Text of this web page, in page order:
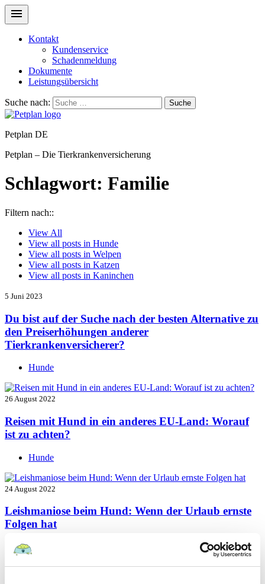
Kontakt
Kundenservice
Schadenmeldung
Dokumente
Leistungsübersicht
Suche nach: Suche
Petplan DE
Petplan – Die Tierkrankenversicherung
Schlagwort: Familie
Filtern nach::
View All
View all posts in Hunde
View all posts in Welpen
View all posts in Katzen
View all posts in Kaninchen
5 Juni 2023
Du bist auf der Suche nach der besten Alternative zu
den Preiserhöhungen anderer
Tierkrankenversicherer?
Hunde
26 August 2022
Reisen mit Hund in ein anderes EU-Land: Worauf
ist zu achten?
Hunde
24 August 2022
Leishmaniose beim Hund: Wenn der Urlaub ernste
Folgen hat
Hunde